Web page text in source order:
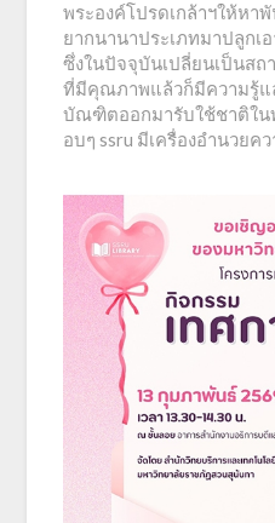
พระองค์โปรดเกล้าฯให้หา
ยากนานาประเภทมาปลูกเ
ซึ่งในปัจจุบันเปลี่ยนเป็นส
ที่มีคุณภาพแล้วก็มีความรู้แ
บัณฑิตออกมารับใช้ชาติใน
อบๆ ssru มีเครื่องอำนวยค